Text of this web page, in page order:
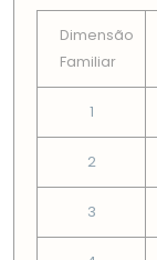
Dimensão
Familiar
1
2
3